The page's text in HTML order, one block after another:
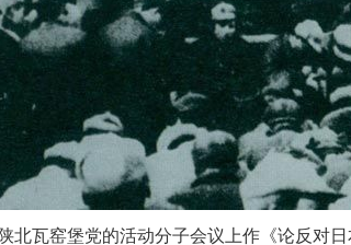
北瓦窑堡党的活动分子会议上作《论反对